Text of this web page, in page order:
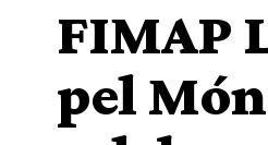
FIMAP
pel